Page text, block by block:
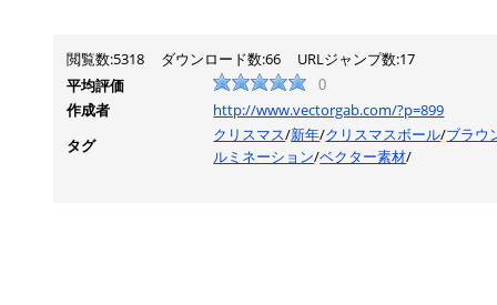
閲覧数:5318 ダウンロード数:66
URLジャンプ数:17
平均評価
0
作成者
http://www.vectorgab.com/?p=899
タグ
クリスマス/新年/クリスマスボール/ブラウ
ルミネーション/ベクター素材/